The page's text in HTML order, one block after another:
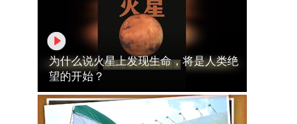
为什么说火星上发现生命，将是人类绝
望的开始？